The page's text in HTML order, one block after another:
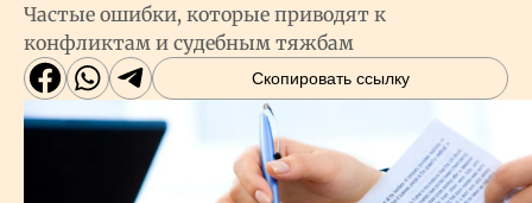
Частые ошибки, которые приводят к
конфликтам и судебным тяжбам
Скопировать ссылку